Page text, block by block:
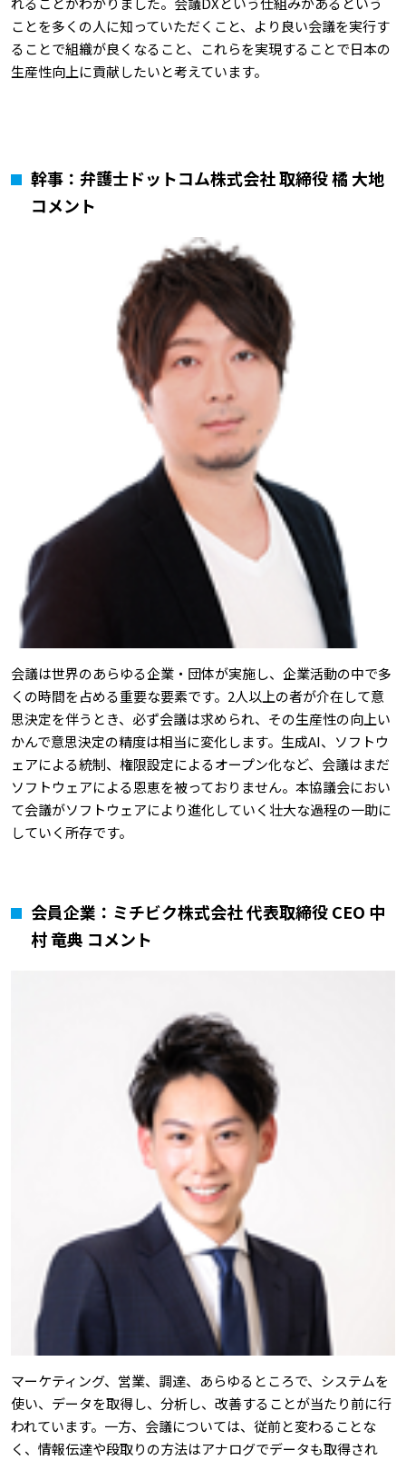
ことを多くの人に知っていただくこと、より良い会議を実行す
ることで組織が良くなること、これらを実現することで日本の
生産性向上に貢献したいと考えています。
幹事：弁護士ドットコム株式会社 取締役 橘 大地
コメント
会議は世界のあらゆる企業・団体が実施し、企業活動の中で多
くの時間を占める重要な要素です。2人以上の者が介在して意
思決定を伴うとき、必ず会議は求められ、その生産性の向上い
かんで意思決定の精度は相当に変化します。生成AI、ソフトウ
ェアによる統制、権限設定によるオープン化など、会議はまだ
ソフトウェアによる恩恵を被っておりません。本協議会におい
て会議がソフトウェアにより進化していく壮大な過程の一助に
していく所存です。
会員企業：ミチビク株式会社 代表取締役 CEO 中
村 竜典 コメント
マーケティング、営業、調達、あらゆるところで、システムを
使い、データを取得し、分析し、改善することが当たり前に行
われています。一方、会議については、従前と変わることな
く、情報伝達や段取りの方法はアナログでデータも取得され